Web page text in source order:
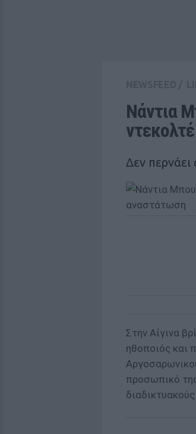
Νάντια
Δεν
Στην Αίγινα
ηθοποιός και
προσωπικό